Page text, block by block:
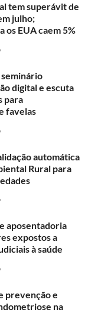
tem superávit de
julho;
os EUA caem 5%
digital e escuta
para
favelas
automática
Rural para
aposentadoria
expostos a
à saúde
prevenção e
na